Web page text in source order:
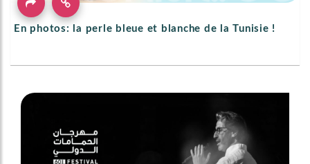
En photos: la perle bleue et blanche de la Tunisie !